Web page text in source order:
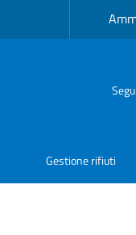
Gestione rifiuti